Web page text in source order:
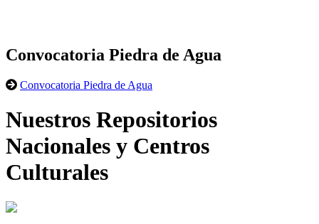
Convocatoria Piedra de Agua
Convocatoria Piedra de Agua
Nuestros Repositorios
Nacionales y Centros
Culturales